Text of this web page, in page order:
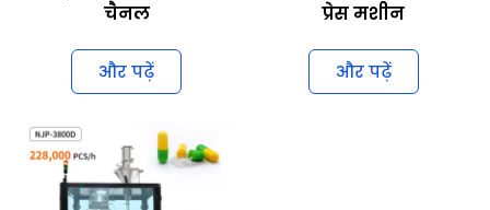
चैनल
और पढ़ें
प्रेस मशीन
और पढ़ें